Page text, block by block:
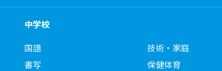
中学校
国語
書写
技術・家庭
保健体育